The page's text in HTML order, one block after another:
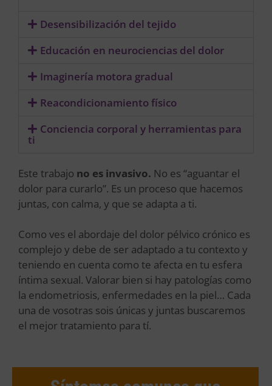
Desensibilización del tejido
Educación en neurociencias del dolor
Imaginería motora gradual
Reacondicionamiento físico
Conciencia corporal y herramientas para
ti
Este trabajo no es invasivo. No es “aguantar el
dolor para curarlo”. Es un proceso que hacemos
juntas, con calma, y que se adapta a ti.
Como ves el abordaje del dolor pélvico crónico es
complejo y debe de ser adaptado a tu contexto y
teniendo en cuenta como te afecta en tu esfera
íntima sexual. Valorar bien si hay patologías como
la endometriosis, enfermedades en la piel… Cada
una de vosotras sois únicas y juntas buscaremos
el mejor tratamiento para tí.